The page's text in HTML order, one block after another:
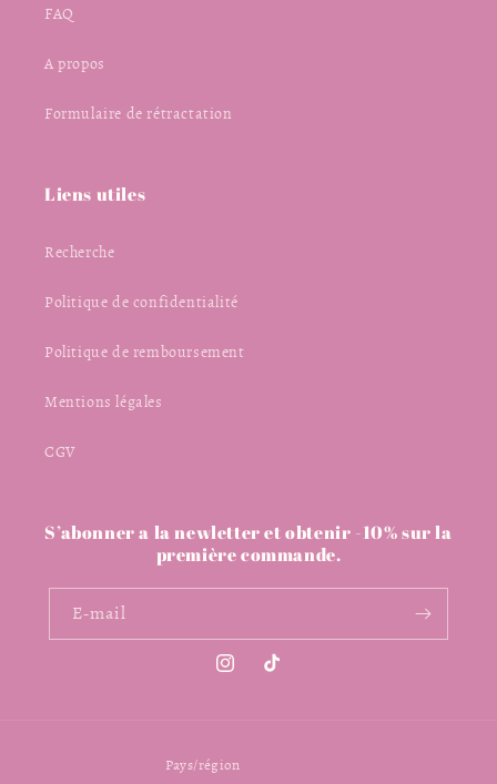
FAQ
A propos
Formulaire de rétractation
Liens utiles
Recherche
Politique de confidentialité
Politique de remboursement
Mentions légales
CGV
S’abonner a la newletter et obtenir -10% sur la
première commande.
E-mail
InstagramTikTok
Pays/région